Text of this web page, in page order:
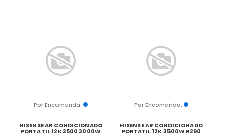
Por Encomenda:
HISENSE AR CONDICIONADO
PORTATIL 12K 3500 3000W
Por Encomenda:
HISENSE AR CONDICIONADO
PORTATIL 12K 3500W R290